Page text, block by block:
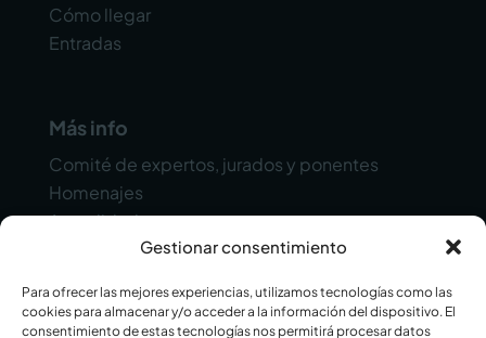
Gestionar consentimiento
Para ofrecer las mejores experiencias, utilizamos tecnologías como las
cookies para almacenar y/o acceder a la información del dispositivo. El
consentimiento de estas tecnologías nos permitirá procesar datos
Cómo llegar
Entradas
Más info
Comité de expertos, jurados y ponentes
Homenajes
Actualidad